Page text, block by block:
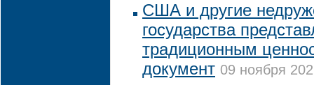
США и другие
государства
традиционным
документ 09 ноября